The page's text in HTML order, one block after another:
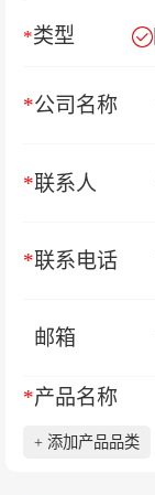
*类型
*公司名称
*联系人
*联系电话
邮箱
*产品名称
+ 添加产品品类